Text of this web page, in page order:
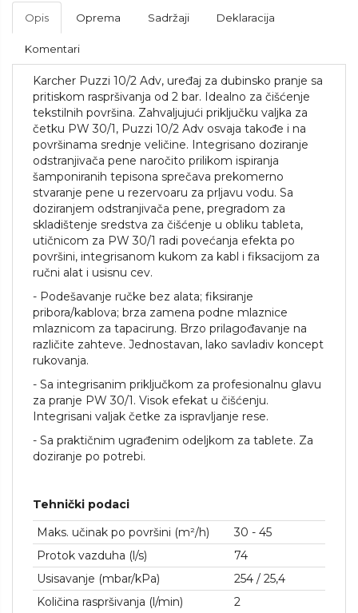
Opis Oprema Sadržaji Deklaracija
Komentari
Karcher Puzzi 10/2 Adv, uređaj za dubinsko pranje sa
pritiskom raspršivanja od 2 bar. Idealno za čišćenje
tekstilnih površina. Zahvaljujući priključku valjka za
četku PW 30/1, Puzzi 10/2 Adv osvaja takođe i na
površinama srednje veličine. Integrisano doziranje
odstranjivača pene naročito prilikom ispiranja
šamponiranih tepisona sprečava prekomerno
stvaranje pene u rezervoaru za prljavu vodu. Sa
doziranjem odstranjivača pene, pregradom za
skladištenje sredstva za čišćenje u obliku tableta,
utičnicom za PW 30/1 radi povećanja efekta po
površini, integrisanom kukom za kabl i fiksacijom za
ručni alat i usisnu cev.
- Podešavanje ručke bez alata; fiksiranje
pribora/kablova; brza zamena podne mlaznice
mlaznicom za tapacirung. Brzo prilagođavanje na
različite zahteve. Jednostavan, lako savladiv koncept
rukovanja.
- Sa integrisanim priključkom za profesionalnu glavu
za pranje PW 30/1. Visok efekat u čišćenju.
Integrisani valjak četke za ispravljanje rese.
- Sa praktičnim ugrađenim odeljkom za tablete. Za
doziranje po potrebi.
Tehnički podaci
Maks. učinak po površini (m²/h)
30 - 45
Protok vazduha (l/s)
74
Usisavanje (mbar/kPa)
254 / 25,4
Količina raspršivanja (l/min)
2